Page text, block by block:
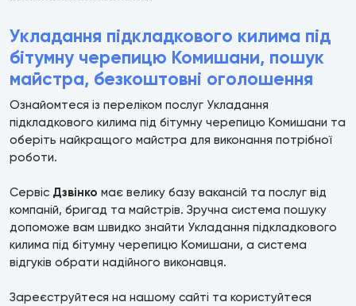
Укладання підкладкового килима під
бітумну черепицю Комишани, пошук
майстра, безкоштовні оголошення
Ознайомтеся із переліком послуг Укладання
підкладкового килима під бітумну черепицю Комишани та
оберіть найкращого майстра для виконання потрібної
роботи.
Сервіс Дзвінко має велику базу вакансій та послуг від
компаній, бригад та майстрів. Зручна система пошуку
допоможе вам швидко знайти Укладання підкладкового
килима під бітумну черепицю Комишани, а система
відгуків обрати надійного виконавця.
Зареєструйтеся на нашому сайті та користуйтеся